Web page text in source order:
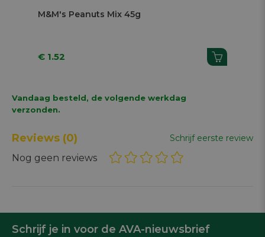
M&M's Peanuts Mix 45g
€ 1.52
Vandaag besteld, de volgende werkdag
verzonden.
Reviews (0) Schrijf eerste review
Nog geen reviews
Schrijf je in voor de AVA-nieuwsbrief